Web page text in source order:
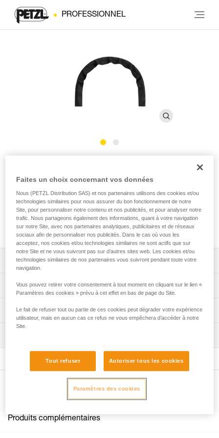
PROFESSIONNEL
GRILLON
Tubulaire de protection pour longes GRILLON
Tubulaire de protection pour les longes GRILLON.
Descriptif
Compatible avec toutes les longes GRILLON.
Spécifications techniques
Spécifications référence(s)
Référence : L52000
Informations techniques
FAQ
Autres produits
Produits complémentaires
Faites un choix concernant vos données
Nous (PETZL Distribution SAS) et nos partenaires utilisons des cookies et/ou
technologies similaires pour nous assurer du bon fonctionnement de notre
Site, pour personnaliser notre contenu et nos publicités, et pour analyser notre
trafic. Nous partageons également des informations, quant à votre navigation
sur notre Site, avec nos partenaires analytiques, publicitaires et de réseaux
sociaux afin de personnaliser nos publicités. Dans le cas où vous les
acceptez, nos cookies et/ou technologies similaires ne sont actifs que sur
notre Site et ne vous suivront pas sur d’autres sites web. Les cookies et/ou
technologies similaires de nos partenaires vous suivront pendant toute votre
navigation.
Vous pouvez retirer votre consentement à tout moment en cliquant sur le lien «
Paramètres des cookies » prévu à cet effet en bas de page du Site.
Le fait de refuser tout ou partie de ces cookies peut dégrader votre expérience
utilisateur, mais en aucun cas ce refus ne vous empêchera d’accéder à notre
Site.
Tout refuser Autoriser tous les cookies
Paramètres des cookies